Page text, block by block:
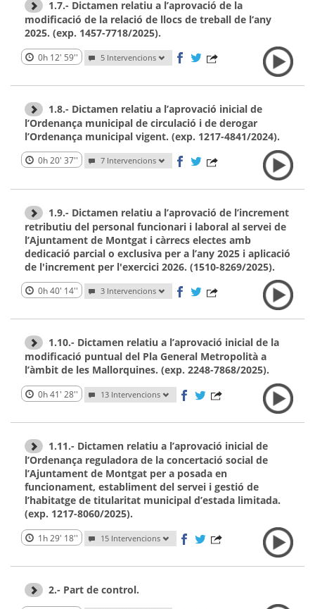
1.7.- Dictamen relatiu a l’aprovació de la
modificació de la relació de llocs de treball de l‘any
2025. (exp. 1457-7718/2025).
0h 12' 59'' 5 Intervencions
1.8.- Dictamen relatiu a l’aprovació inicial de
l’Ordenança municipal de circulació i de derogar
l’Ordenança municipal vigent. (exp. 1217-4841/2024).
0h 20' 37'' 7 Intervencions
1.9.- Dictamen relatiu a l’aprovació de l’increment
retributiu del personal funcionari i laboral al servei de
l’Ajuntament de Montgat i càrrecs electes amb
dedicació parcial o exclusiva per a l’any 2025 i aplicació
de l'increment per l'exercici 2026. (1510-8269/2025).
0h 40' 14'' 3 Intervencions
1.10.- Dictamen relatiu a l’aprovació inicial de la
modificació puntual del Pla General Metropolità a
l’àmbit de les Mallorquines. (exp. 2248-7868/2025).
0h 41' 28'' 13 Intervencions
1.11.- Dictamen relatiu a l’aprovació inicial de
l’Ordenança reguladora de la concertació social de
l’Ajuntament de Montgat per a posada en
funcionament, establiment del servei i gestió de
l’habitatge de titularitat municipal d’estada limitada.
(exp. 1217-8060/2025).
1h 29' 18'' 15 Intervencions
2.- Part de control.